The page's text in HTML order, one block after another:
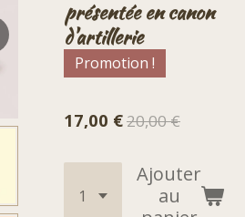
présentée en canon
d'artillerie
Promotion !
17,00 €20,00 €
Ajouter
au